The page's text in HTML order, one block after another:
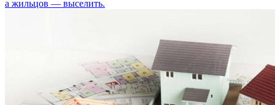
а жильцов — выселить.